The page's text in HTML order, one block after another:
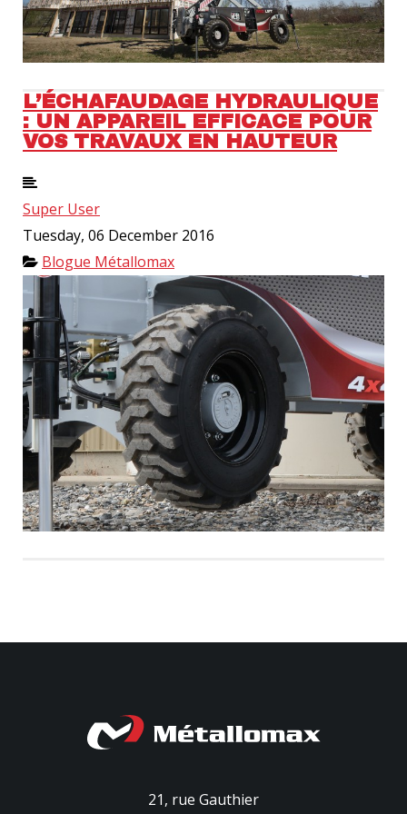
L’ÉCHAFAUDAGE HYDRAULIQUE
: UN APPAREIL EFFICACE POUR
VOS TRAVAUX EN HAUTEUR
Super User
Tuesday, 06 December 2016
Blogue Métallomax
21, rue Gauthier